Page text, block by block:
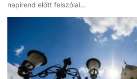
napirend előtt felszólal…